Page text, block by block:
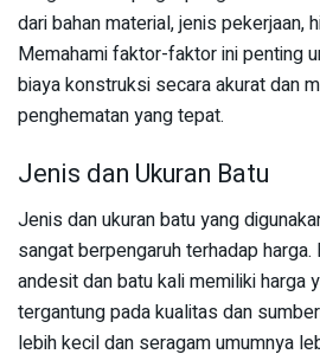
dari bahan material, jenis pekerjaan,
Memahami faktor-faktor ini penting
biaya konstruksi secara akurat dan
penghematan yang tepat.
Jenis dan Ukuran Batu
Jenis dan ukuran batu yang
sangat berpengaruh terhadap
andesit dan batu kali memiliki harga
tergantung pada kualitas dan
lebih kecil dan seragam umumnya